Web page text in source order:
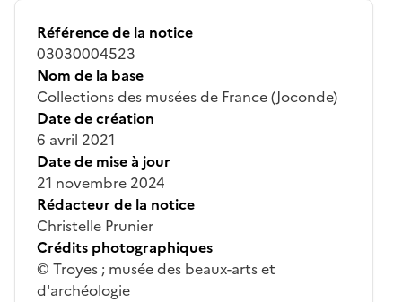
Référence de la notice
03030004523
Nom de la base
Collections des musées de France (Joconde)
Date de création
6 avril 2021
Date de mise à jour
21 novembre 2024
Rédacteur de la notice
Christelle Prunier
Crédits photographiques
© Troyes ; musée des beaux-arts et
d'archéologie